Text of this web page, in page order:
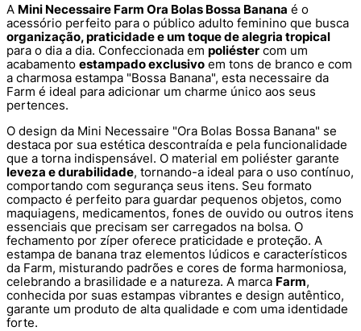
A Mini Necessaire Farm Ora Bolas Bossa Banana é o
acessório perfeito para o público adulto feminino que busca
organização, praticidade e um toque de alegria tropical
para o dia a dia. Confeccionada em poliéster com um
acabamento estampado exclusivo em tons de branco e com
a charmosa estampa "Bossa Banana", esta necessaire da
Farm é ideal para adicionar um charme único aos seus
pertences.
O design da Mini Necessaire "Ora Bolas Bossa Banana" se
destaca por sua estética descontraída e pela funcionalidade
que a torna indispensável. O material em poliéster garante
leveza e durabilidade, tornando-a ideal para o uso contínuo,
comportando com segurança seus itens. Seu formato
compacto é perfeito para guardar pequenos objetos, como
maquiagens, medicamentos, fones de ouvido ou outros itens
essenciais que precisam ser carregados na bolsa. O
fechamento por zíper oferece praticidade e proteção. A
estampa de banana traz elementos lúdicos e característicos
da Farm, misturando padrões e cores de forma harmoniosa,
celebrando a brasilidade e a natureza. A marca Farm,
conhecida por suas estampas vibrantes e design autêntico,
garante um produto de alta qualidade e com uma identidade
forte.